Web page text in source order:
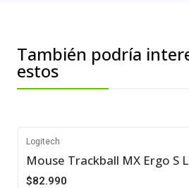
También podría
estos
-13%
Logitech
Mouse Trackball MX Ergo S
$82.990